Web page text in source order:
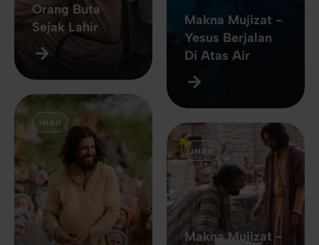
Orang Buta
Sejak Lahir
Makna Mujizat -
Yesus Berjalan
Di Atas Air
IMAN
IMAN
Makna Mujizat -